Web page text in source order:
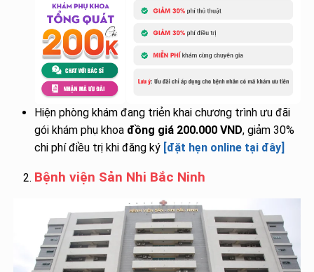
Hiện phòng khám đang triẻn khai chương trình ưu đãi
gói khám phụ khoa đồng giá 200.000 VND, giảm 30%
chi phí điều trị khi đăng ký [đặt hẹn online tại đây]
Bệnh viện Sản Nhi Bắc Ninh